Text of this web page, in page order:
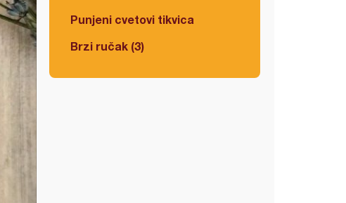
Punjeni cvetovi tikvica
Brzi ručak (3)